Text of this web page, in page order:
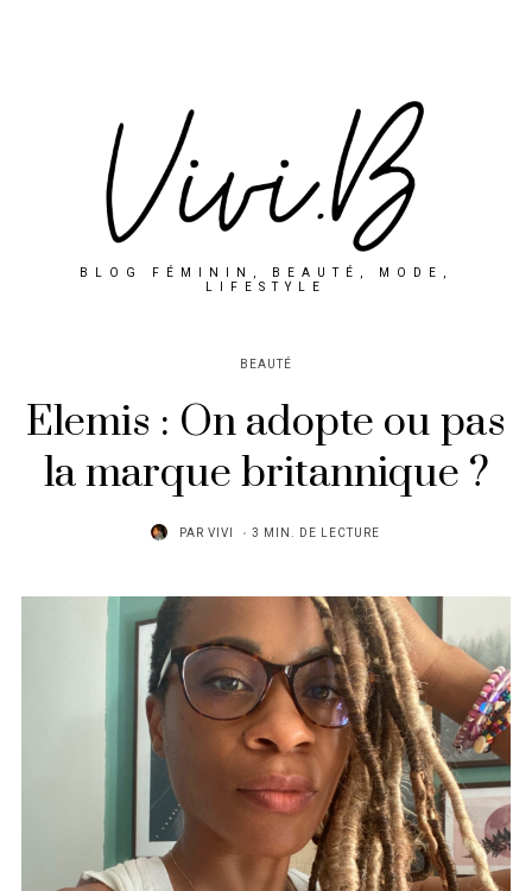
BLOG FÉMININ, BEAUTÉ, MODE,
LIFESTYLE
BEAUTÉ
Elemis : On adopte ou pas
la marque britannique ?
PAR VIVI 3 MIN. DE LECTURE